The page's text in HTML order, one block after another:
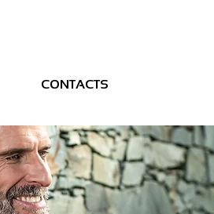
CONTACTS